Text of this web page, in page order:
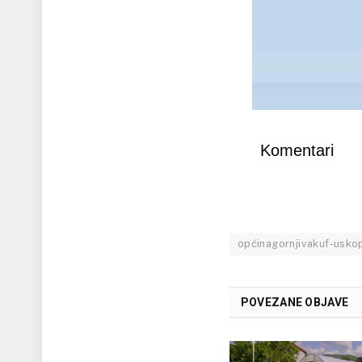
Komentari
općinagornjivakuf-
POVEZANE OBJAVE